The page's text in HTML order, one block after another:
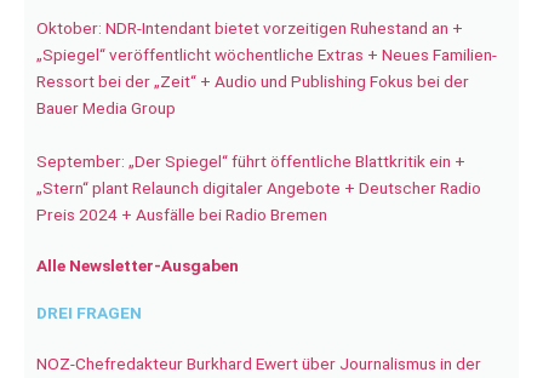
Oktober: NDR-Intendant bietet vorzeitigen Ruhestand an +
„Spiegel“ veröffentlicht wöchentliche Extras + Neues Familien-
Ressort bei der „Zeit“ + Audio und Publishing Fokus bei der
Bauer Media Group
September: „Der Spiegel“ führt öffentliche Blattkritik ein +
„Stern“ plant Relaunch digitaler Angebote + Deutscher Radio
Preis 2024 + Ausfälle bei Radio Bremen
Alle Newsletter-Ausgaben
DREI FRAGEN
NOZ-Chefredakteur Burkhard Ewert über Journalismus in der